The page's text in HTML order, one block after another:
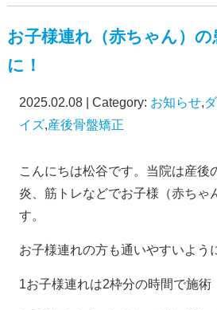
お子様連れ（赤ちゃん）
に！
2025.02.08 | Category: お知らせ,
イズ,産後骨盤矯正
こんにちは松谷です。当院は産後
炎、筋トレなどでお子様（赤ちゃ
す。
お子様連れの方も通いやすいよう
1お子様連れは2枠分の時間で施術